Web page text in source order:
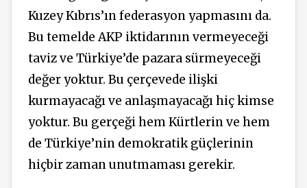
Kuzey Kıbrıs’ın federasyon yapmasını da.
Bu temelde AKP iktidarının vermeyeceği
taviz ve Türkiye’de pazara sürmeyeceği
değer yoktur. Bu çerçevede ilişki
kurmayacağı ve anlaşmayacağı hiç kimse
yoktur. Bu gerçeği hem Kürtlerin ve hem
de Türkiye’nin demokratik güçlerinin
hiçbir zaman unutmaması gerekir.